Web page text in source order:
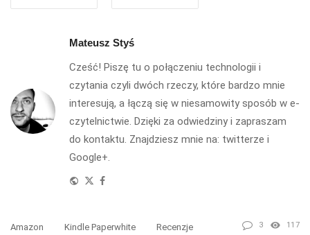
Mateusz Styś
Cześć! Piszę tu o połączeniu technologii i
czytania czyli dwóch rzeczy, które bardzo mnie
interesują, a łączą się w niesamowity sposób w e-
czytelnictwie. Dzięki za odwiedziny i zapraszam
do kontaktu. Znajdziesz mnie na: twitterze i
Google+.
WebsiteTwitter
Facebook
Amazon Kindle Paperwhite Recenzje 3 117